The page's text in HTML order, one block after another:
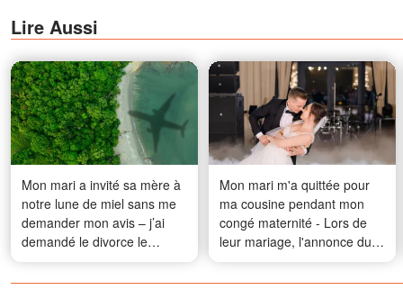
Lire Aussi
Mon mari a invité sa mère à
notre lune de miel sans me
demander mon avis – j’ai
demandé le divorce le
deuxième jour
Mon mari m'a quittée pour
ma cousine pendant mon
congé maternité - Lors de
leur mariage, l'annonce du
DJ a plongé la salle dans le
silence